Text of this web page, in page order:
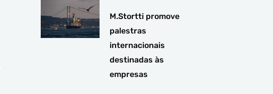
M.Stortti promove
palestras
internacionais
destinadas às
empresas